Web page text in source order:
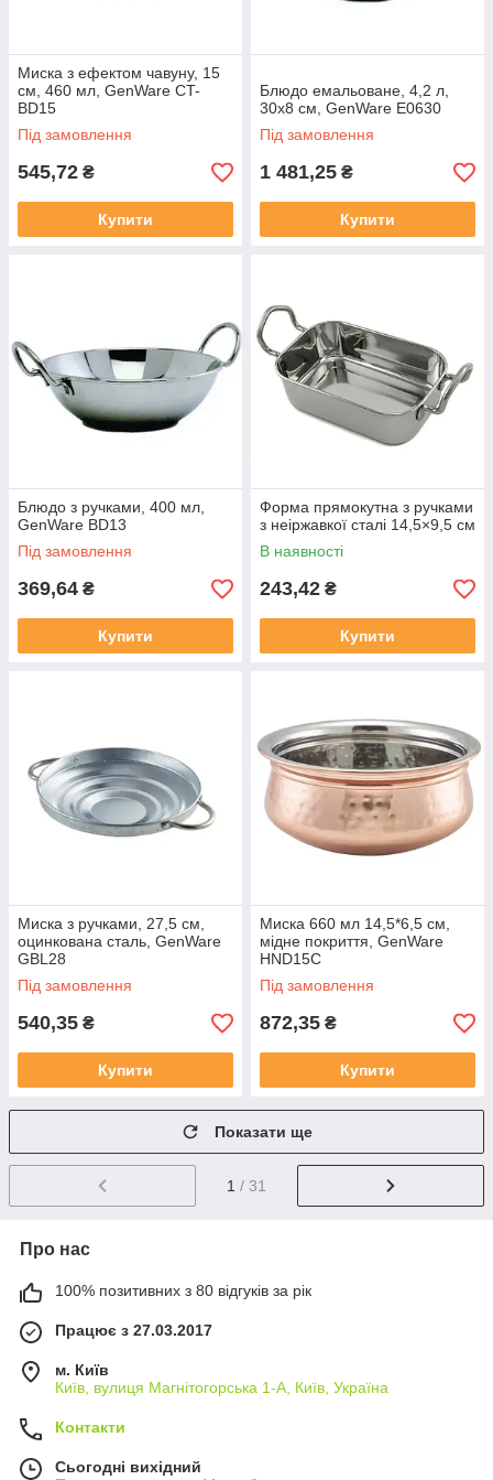
Миска з ефектом чавуну, 15
см, 460 мл, GenWare CT-
BD15
Під замовлення
545,72 ₴
Купити
Блюдо емальоване, 4,2 л,
30х8 см, GenWare E0630
Під замовлення
1 481,25 ₴
Купити
Блюдо з ручками, 400 мл,
GenWare BD13
Під замовлення
369,64 ₴
Купити
Форма прямокутна з ручками
з неіржавкої сталі 14,5×9,5 см
В наявності
243,42 ₴
Купити
Миска з ручками, 27,5 см,
оцинкована сталь, GenWare
GBL28
Під замовлення
540,35 ₴
Купити
Миска 660 мл 14,5*6,5 см,
мідне покриття, GenWare
HND15C
Під замовлення
872,35 ₴
Купити
Показати ще
1 / 31
Про нас
100% позитивних з 80 відгуків за рік
Працює з 27.03.2017
м. Київ
Київ, вулиця Магнітогорська 1-А, Київ, Україна
Контакти
Сьогодні вихідний